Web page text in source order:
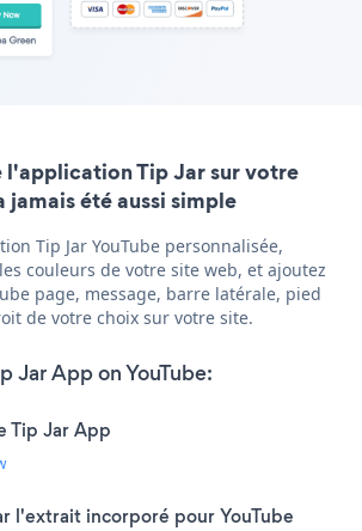
Tip Jar sur votre
jamais été aussi simple
Tip Jar YouTube personnalisée,
couleurs de votre site web, et ajoutez
page, message, barre latérale, pied
de votre choix sur votre site.
Jar App on YouTube:
Tip Jar App
l'extrait incorporé pour YouTube